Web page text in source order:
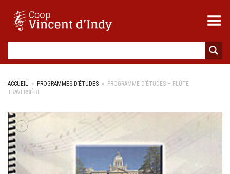
Toggle Menu
ACCUEIL » PROGRAMMES D’ÉTUDES » PROGRAMME D’ÉTUDES – FLÛTE
TRAVERSIÈRE